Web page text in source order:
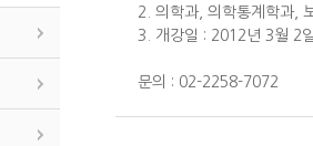
2. 의학과, 의학통계학과,
3. 개강일 : 2012년 3월 2
문의 : 02-2258-7072